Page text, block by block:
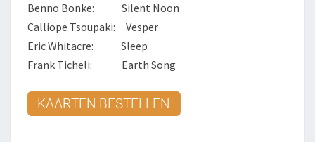
Benno Bonke: Silent Noon
Calliope Tsoupaki: Vesper
Eric Whitacre: Sleep
Frank Ticheli: Earth Song